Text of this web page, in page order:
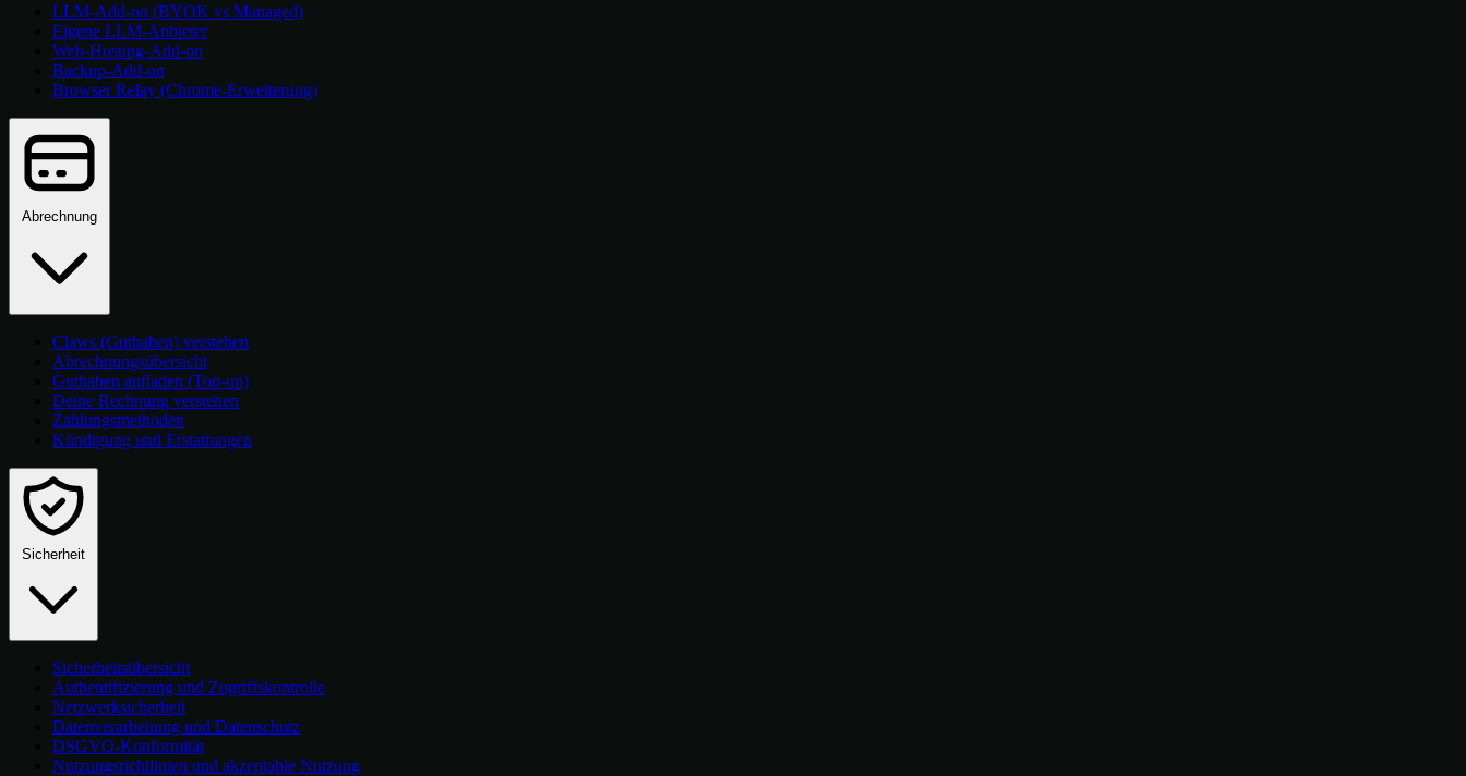
LLM-Add-on (BYOK vs Managed)
Eigene LLM-Anbieter
Web-Hosting-Add-on
Backup-Add-on
Browser Relay (Chrome-Erweiterung)
Abrechnung
Claws (Guthaben) verstehen
Abrechnungsübersicht
Guthaben aufladen (Top-up)
Deine Rechnung verstehen
Zahlungsmethoden
Kündigung und Erstattungen
Sicherheit
Sicherheitsübersicht
Authentifizierung und Zugriffskontrolle
Netzwerksicherheit
Datenverarbeitung und Datenschutz
DSGVO-Konformität
Nutzungsrichtlinien und akzeptable Nutzung